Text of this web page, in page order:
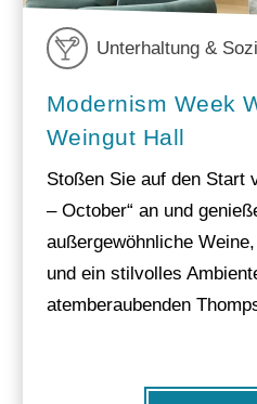
Unterhaltung &
Modernism Week
Weingut Hall
Stoßen Sie auf den Start
– October“ an und
außergewöhnliche
und ein stilvolles
atemberaubenden